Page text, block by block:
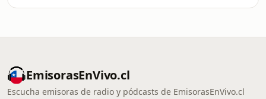
EmisorasEnVivo.cl
Escucha emisoras de radio y pódcasts de EmisorasEnVivo.cl